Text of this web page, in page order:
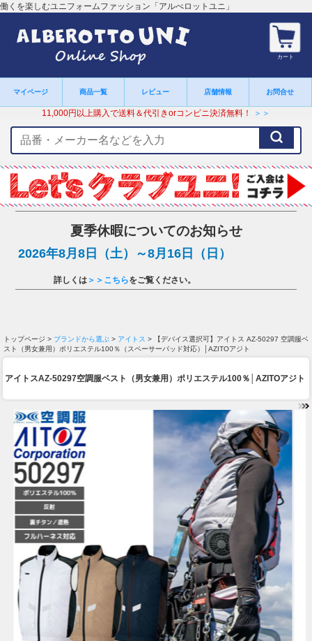
働くを楽しむユニフォームファッション「アルべロットユニ」
カート
マイページ 商品一覧 レビュー 店舗情報 お問合せ
11,000円以上購入で送料＆代引きorコンビニ決済無料！ ＞＞
ー
ワ
ー
ド
夏季休暇についてのお知らせ
2026年8月8日（土）～8月16日（日）
詳しくは ＞＞こちらをご覧ください。
トップページ > ブランドから選ぶ > アイトス > 【デバイス選択可】アイトス AZ-50297 空調服ベ
スト（男女兼用）ポリエステル100％（スペーサーパッド対応）│AZITOアジト
アイトスAZ-50297空調服ベスト（男女兼用）ポリエステル100％│AZITOアジト